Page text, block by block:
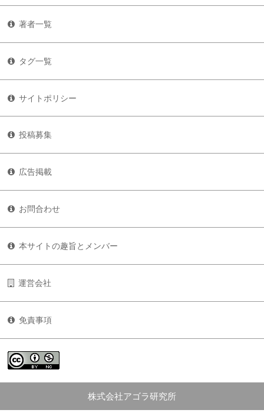
著者一覧
タグ一覧
サイトポリシー
投稿募集
広告掲載
お問合わせ
本サイトの趣旨とメンバー
運営会社
免責事項
株式会社アゴラ研究所